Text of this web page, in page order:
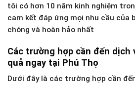
tôi có hơn 10 năm kinh nghiệm
cam kết đáp ứng mọi nhu cầu của
chóng và hoàn hảo nhất
Các trường hợp cần đến dịch
quả ngay tại Phú Thọ
Dưới đây là các trường hợp cần